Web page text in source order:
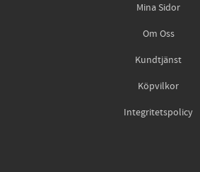
Mina Sidor
Om Oss
Kundtjänst
Köpvilkor
Integritetspolicy